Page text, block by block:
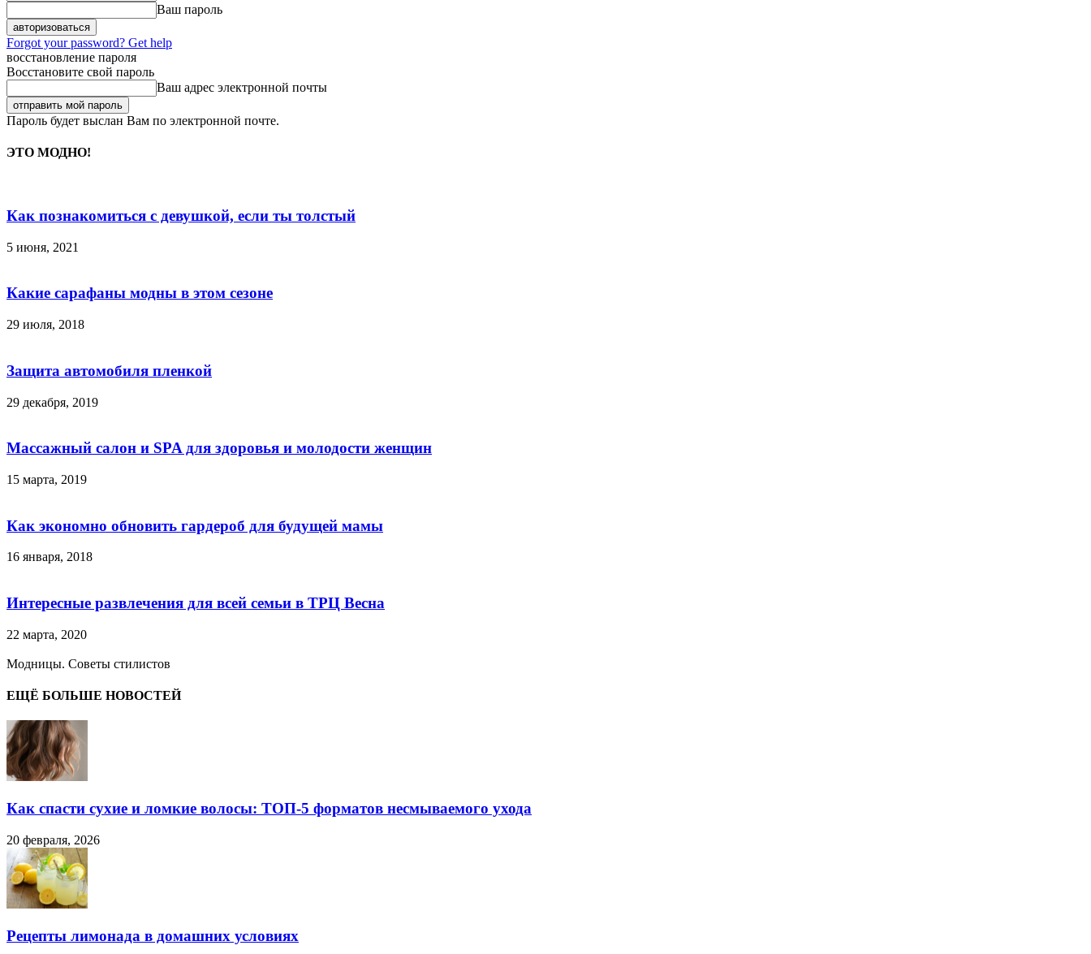
Ваш пароль
Forgot your password? Get help
восстановление пароля
Восстановите свой пароль
Ваш адрес электронной почты
Пароль будет выслан Вам по электронной почте.
ЭТО МОДНО!
Как познакомиться с девушкой, если ты толстый
5 июня, 2021
Какие сарафаны модны в этом сезоне
29 июля, 2018
Защита автомобиля пленкой
29 декабря, 2019
Массажный салон и SPA для здоровья и молодости женщин
15 марта, 2019
Как экономно обновить гардероб для будущей мамы
16 января, 2018
Интересные развлечения для всей семьи в ТРЦ Весна
22 марта, 2020
Модницы. Советы стилистов
ЕЩЁ БОЛЬШЕ НОВОСТЕЙ
Как спасти сухие и ломкие волосы: ТОП-5 форматов несмываемого ухода
20 февраля, 2026
Рецепты лимонада в домашних условиях